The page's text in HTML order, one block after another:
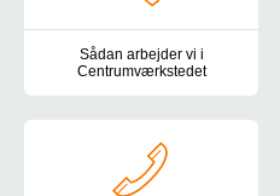
Sådan arbejder vi i
Centrumværkstedet